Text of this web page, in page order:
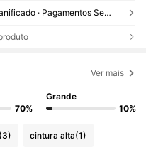
Reenviar se o item estiver perdido/danificado · Pagamentos Seguros · Proteção de privacidade
Ver mais
70%
Grande
10%
(3) cintura alta(1)